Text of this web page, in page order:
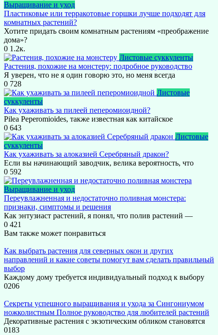
Выращивание и уход
Пластиковые или терракотовые горшки лучше подходят для
комнатных растений?
Хотите придать своим комнатным растениям «преображение
дома»?
0 1.2к.
Листовые суккуленты
Растения, похожие на монстеру: подробное руководство
Я уверен, что не я один говорю это, но меня всегда
0 728
Листовые
суккуленты
Как ухаживать за пилеей пеперомиоидной?
Pilea Peperomioides, также известная как китайское
0 643
Листовые
суккуленты
Как ухаживать за алоказией Серебряный дракон?
Если вы начинающий заводчик, велика вероятность, что
0 592
Выращивание и уход
Переувлажненная и недостаточно поливная монстера:
признаки, симптомы и решения
Как энтузиаст растений, я понял, что полив растений —
0 421
Вам также может понравиться
Как выбрать растения для северных окон и других
направлений и какие советы помогут вам сделать правильный
выбор
Каждому дому требуется индивидуальный подход к выбору
0206
Секреты успешного выращивания и ухода за Сингониумом
ножколистным Полное руководство для любителей растений
Декоративные растения с экзотическим обликом становятся
0183